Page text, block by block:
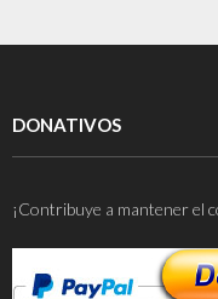
b
o
k
es er
DONATIVOS
¡Contribuye a mantener el